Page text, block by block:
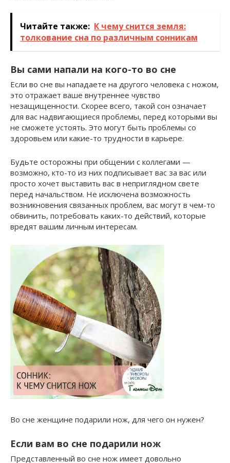
Читайте также: К чему снится земля:
толкование сна по различным сонникам
Вы сами напали на кого-то во сне
Если во сне вы нападаете на другого человека с ножом,
это отражает ваше внутреннее чувство
незащищенности. Скорее всего, такой сон означает
для вас надвигающиеся проблемы, перед которыми вы
не сможете устоять. Это могут быть проблемы со
здоровьем или какие-то трудности в карьере.
Будьте осторожны при общении с коллегами —
возможно, кто-то из них подписывает вас за вас или
просто хочет выставить вас в неприглядном свете
перед начальством. Не исключена возможность
возникновения связанных проблем, вас могут в чем-то
обвинить, потребовать каких-то действий, которые
вредят вашим личным интересам.
Во сне женщине подарили нож, для чего он нужен?
Если вам во сне подарили нож
Представленный во сне нож имеет довольно